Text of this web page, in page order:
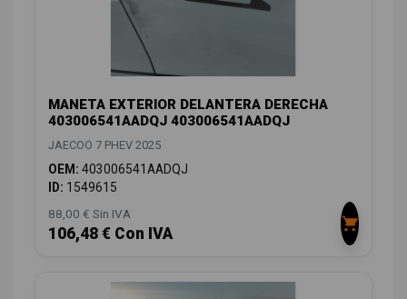
MANETA EXTERIOR DELANTERA DERECHA
403006541AADQJ 403006541AADQJ
JAECOO 7 PHEV 2025
OEM: 403006541AADQJ
ID: 1549615
88,00 € Sin IVA
106,48 € Con IVA